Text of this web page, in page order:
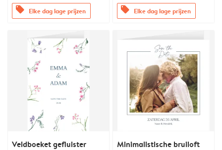
offers Elke dag lage prijzen offers Elke dag lage prijzen
Veldboeket gefluister Minimalistische bruiloft